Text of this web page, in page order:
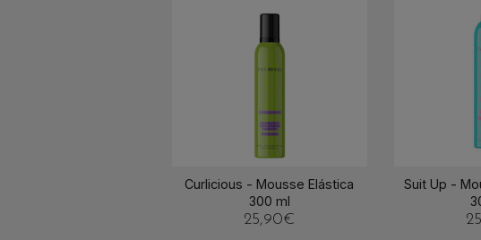
Curlicious - Mousse Elástica
300 ml
25,90€
Suit Up -